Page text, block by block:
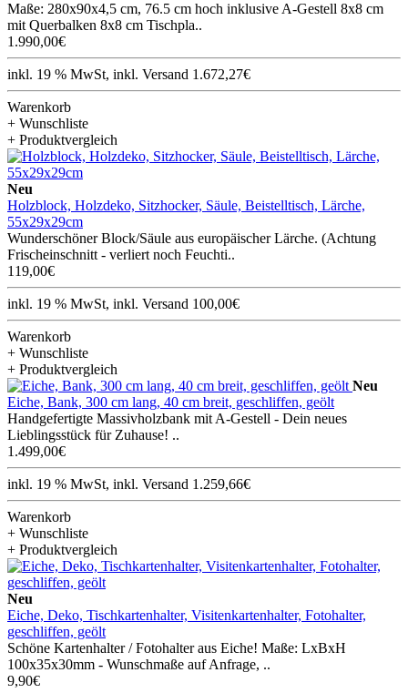
Maße: 280x90x4,5 cm, 76.5 cm hoch inklusive A-Gestell 8x8 cm
mit Querbalken 8x8 cm Tischpla..
1.990,00€
inkl. 19 % MwSt, inkl. Versand 1.672,27€
Warenkorb
+ Wunschliste
+ Produktvergleich
Neu
Holzblock, Holzdeko, Sitzhocker, Säule, Beistelltisch, Lärche,
55x29x29cm
Wunderschöner Block/Säule aus europäischer Lärche. (Achtung
Frischeinschnitt - verliert noch Feuchti..
119,00€
inkl. 19 % MwSt, inkl. Versand 100,00€
Warenkorb
+ Wunschliste
+ Produktvergleich
Neu
Eiche, Bank, 300 cm lang, 40 cm breit, geschliffen, geölt
Handgefertigte Massivholzbank mit A-Gestell - Dein neues
Lieblingsstück für Zuhause! ..
1.499,00€
inkl. 19 % MwSt, inkl. Versand 1.259,66€
Warenkorb
+ Wunschliste
+ Produktvergleich
Neu
Eiche, Deko, Tischkartenhalter, Visitenkartenhalter, Fotohalter,
geschliffen, geölt
Schöne Kartenhalter / Fotohalter aus Eiche! Maße: LxBxH
100x35x30mm - Wunschmaße auf Anfrage, ..
9,90€